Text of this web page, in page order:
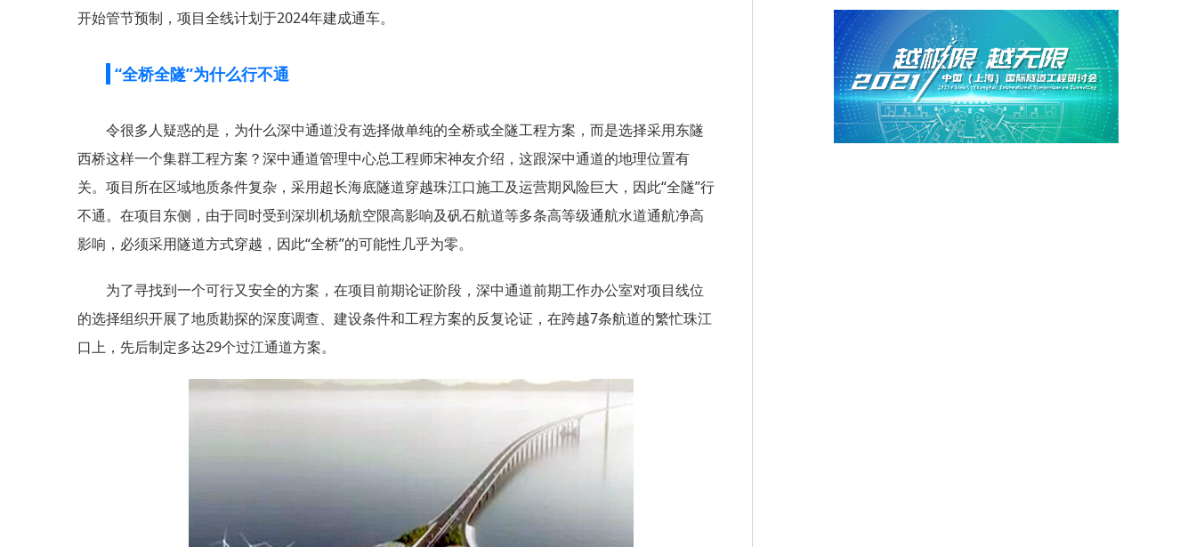
开始管节预制，项目全线计划于2024年建成通车。
“全桥全隧”为什么行不通
令很多人疑惑的是，为什么深中通道没有选择做单纯的全桥或全隧工程方案，而是选择采用东隧
西桥这样一个集群工程方案？深中通道管理中心总工程师宋神友介绍，这跟深中通道的地理位置有
关。项目所在区域地质条件复杂，采用超长海底隧道穿越珠江口施工及运营期风险巨大，因此“全隧”行
不通。在项目东侧，由于同时受到深圳机场航空限高影响及矾石航道等多条高等级通航水道通航净高
影响，必须采用隧道方式穿越，因此“全桥”的可能性几乎为零。
为了寻找到一个可行又安全的方案，在项目前期论证阶段，深中通道前期工作办公室对项目线位
的选择组织开展了地质勘探的深度调查、建设条件和工程方案的反复论证，在跨越7条航道的繁忙珠江
口上，先后制定多达29个过江通道方案。